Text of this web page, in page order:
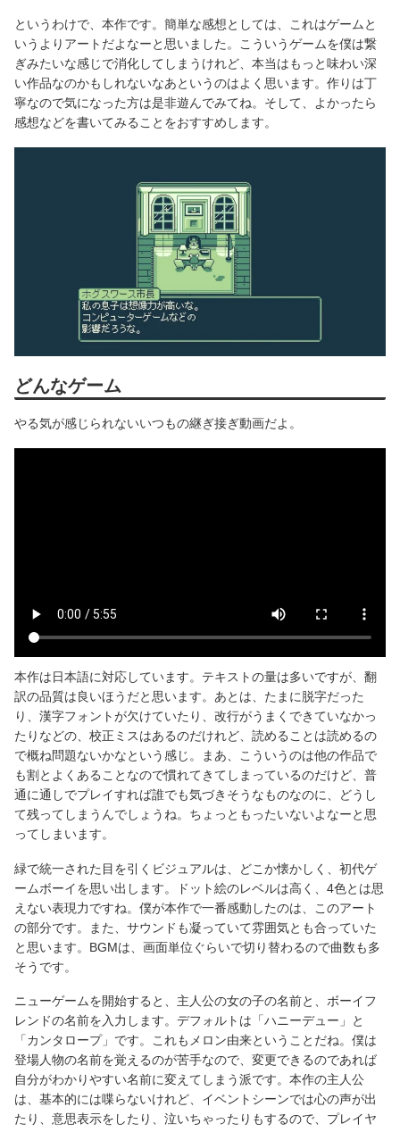
というわけで、本作です。簡単な感想としては、これはゲームと
いうよりアートだよなーと思いました。こういうゲームを僕は繋
ぎみたいな感じで消化してしまうけれど、本当はもっと味わい深
い作品なのかもしれないなあというのはよく思います。作りは丁
寧なので気になった方は是非遊んでみてね。そして、よかったら
感想などを書いてみることをおすすめします。
どんなゲーム
やる気が感じられないいつもの継ぎ接ぎ動画だよ。
本作は日本語に対応しています。テキストの量は多いですが、翻
訳の品質は良いほうだと思います。あとは、たまに脱字だった
り、漢字フォントが欠けていたり、改行がうまくできていなかっ
たりなどの、校正ミスはあるのだけれど、読めることは読めるの
で概ね問題ないかなという感じ。まあ、こういうのは他の作品で
も割とよくあることなので慣れてきてしまっているのだけど、普
通に通しでプレイすれば誰でも気づきそうなものなのに、どうし
て残ってしまうんでしょうね。ちょっともったいないよなーと思
ってしまいます。
緑で統一された目を引くビジュアルは、どこか懐かしく、初代ゲ
ームボーイを思い出します。ドット絵のレベルは高く、4色とは思
えない表現力ですね。僕が本作で一番感動したのは、このアート
の部分です。また、サウンドも凝っていて雰囲気とも合っていた
と思います。BGMは、画面単位ぐらいで切り替わるので曲数も多
そうです。
ニューゲームを開始すると、主人公の女の子の名前と、ボーイフ
レンドの名前を入力します。デフォルトは「ハニーデュー」と
「カンタロープ」です。これもメロン由来ということだね。僕は
登場人物の名前を覚えるのが苦手なので、変更できるのであれば
自分がわかりやすい名前に変えてしまう派です。本作の主人公
は、基本的には喋らないけれど、イベントシーンでは心の声が出
たり、意思表示をしたり、泣いちゃったりもするので、プレイヤ